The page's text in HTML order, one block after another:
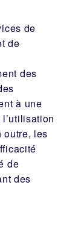
de
de
des
à une
outre, les
de
des